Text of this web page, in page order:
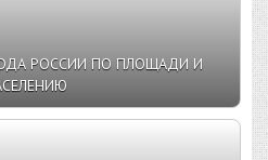
РОССИИ ПО ПЛОЩАДИ И